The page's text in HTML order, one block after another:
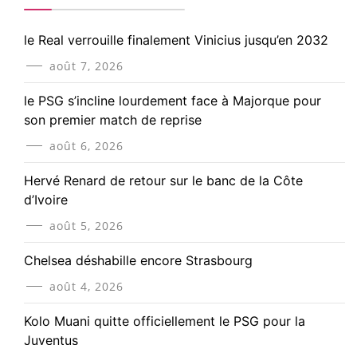
le Real verrouille finalement Vinicius jusqu’en 2032
août 7, 2026
le PSG s’incline lourdement face à Majorque pour
son premier match de reprise
août 6, 2026
Hervé Renard de retour sur le banc de la Côte
d’Ivoire
août 5, 2026
Chelsea déshabille encore Strasbourg
août 4, 2026
Kolo Muani quitte officiellement le PSG pour la
Juventus